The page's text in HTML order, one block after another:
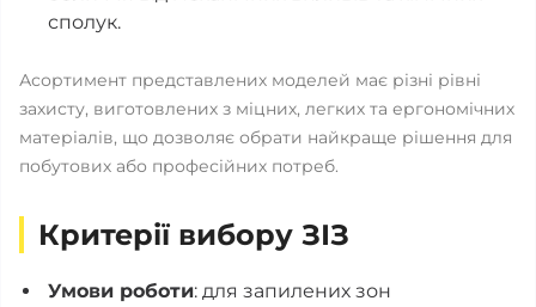
сполук.
Асортимент представлених моделей має різні рівні
захисту, виготовлених з міцних, легких та ергономічних
матеріалів, що дозволяє обрати найкраще рішення для
побутових або професійних потреб.
Критерії вибору ЗІЗ
Умови роботи: для запилених зон